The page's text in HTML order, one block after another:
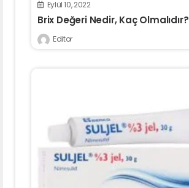
Eylül 10, 2022
Brix Değeri Nedir, Kaç Olmalıdır?
Editor